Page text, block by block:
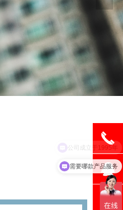
多的美好
끅
뀩
뀥
需要哪款产品服务